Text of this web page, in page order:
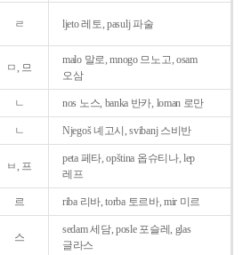
ㄹ ljeto 레토, pasulj 파술
ㅁ, 므
malo 말로, mnogo 므노고, osam
오삼
ㄴ nos 노스, banka 반카, loman 로만
ㄴ Njegoš 녜고시, svibanj 스비반
ㅂ, 프
peta 페타, opština 옵슈티나, lep
레프
르 riba 리바, torba 토르바, mir 미르
스
sedam 세담, posle 포슬레, glas
글라스